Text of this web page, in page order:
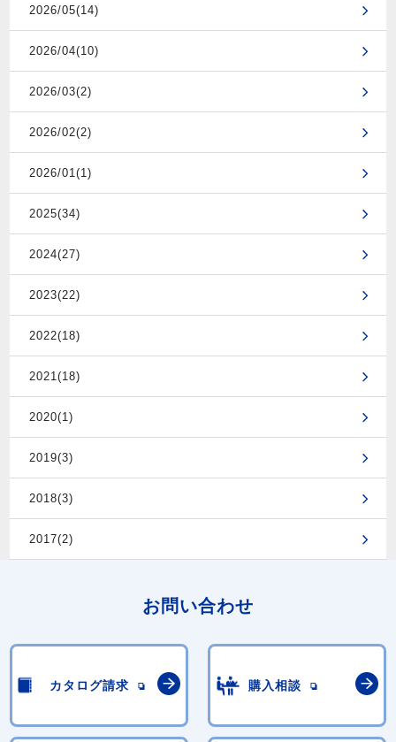
2026/05(14)
2026/04(10)
2026/03(2)
2026/02(2)
2026/01(1)
2025(34)
2024(27)
2023(22)
2022(18)
2021(18)
2020(1)
2019(3)
2018(3)
2017(2)
お問い合わせ
カタログ請求 購入相談